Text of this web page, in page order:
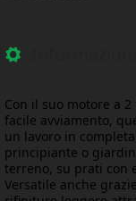
Con il suo motore a
facile avviamento,
un lavoro in
principiante o
terreno, su prati con
Versatile anche